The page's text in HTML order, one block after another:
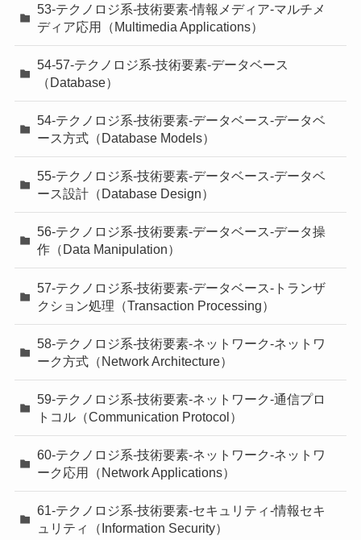
53-テクノロジ系-技術要素-情報メディア-マルチメ
ディア応用（Multimedia Applications）
54-57-テクノロジ系-技術要素-データベース
（Database）
54-テクノロジ系-技術要素-データベース-データベ
ース方式（Database Models）
55-テクノロジ系-技術要素-データベース-データベ
ース設計（Database Design）
56-テクノロジ系-技術要素-データベース-データ操
作（Data Manipulation）
57-テクノロジ系-技術要素-データベース-トランザ
クション処理（Transaction Processing）
58-テクノロジ系-技術要素-ネットワーク-ネットワ
ーク方式（Network Architecture）
59-テクノロジ系-技術要素-ネットワーク-通信プロ
トコル（Communication Protocol）
60-テクノロジ系-技術要素-ネットワーク-ネットワ
ーク応用（Network Applications）
61-テクノロジ系-技術要素-セキュリティ-情報セキ
ュリティ（Information Security）